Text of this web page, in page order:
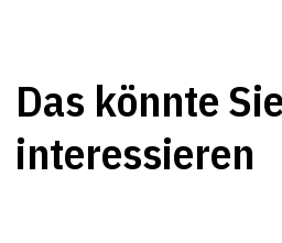
Das könnte
interessieren